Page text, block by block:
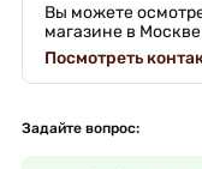
Вы можете
магазине в Москве
Посмотреть
Задайте вопрос: